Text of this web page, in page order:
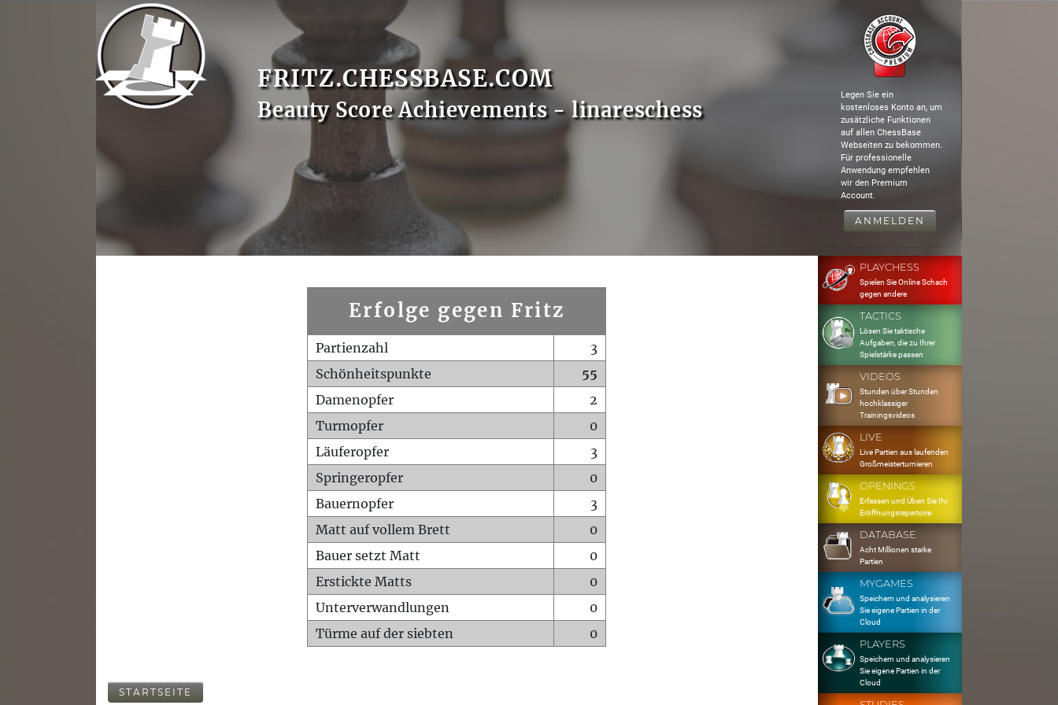
FRITZ.CHESSBASE.COM
Beauty Score Achievements - linareschess
Legen Sie ein
kostenloses Konto an, um
zusätzliche Funktionen
auf allen ChessBase
Webseiten zu bekommen.
Für professionelle
Anwendung empfehlen
wir den Premium
Account.
ANMELDEN
Erfolge gegen Fritz
Partienzahl
3
Schönheitspunkte
55
Damenopfer
2
Turmopfer
0
Läuferopfer
3
Springeropfer
0
Bauernopfer
3
Matt auf vollem Brett
0
Bauer setzt Matt
0
Erstickte Matts
0
Unterverwandlungen
0
Türme auf der siebten
0
STARTSEITE
PLAYCHESS
Spielen Sie Online Schach
gegen andere
TACTICS
Lösen Sie taktische
Aufgaben, die zu Ihrer
Spielstärke passen
VIDEOS
Stunden über Stunden
hochklassiger
Trainingsvideos
LIVE
Live Partien aus laufenden
Großmeisterturnieren
OPENINGS
Erfassen und Üben Sie Ihr
Eröffnungsrepertoire
DATABASE
Acht Millionen starke
Partien
MYGAMES
Speichern und analysieren
Sie eigene Partien in der
Cloud
PLAYERS
Speichern und analysieren
Sie eigene Partien in der
Cloud